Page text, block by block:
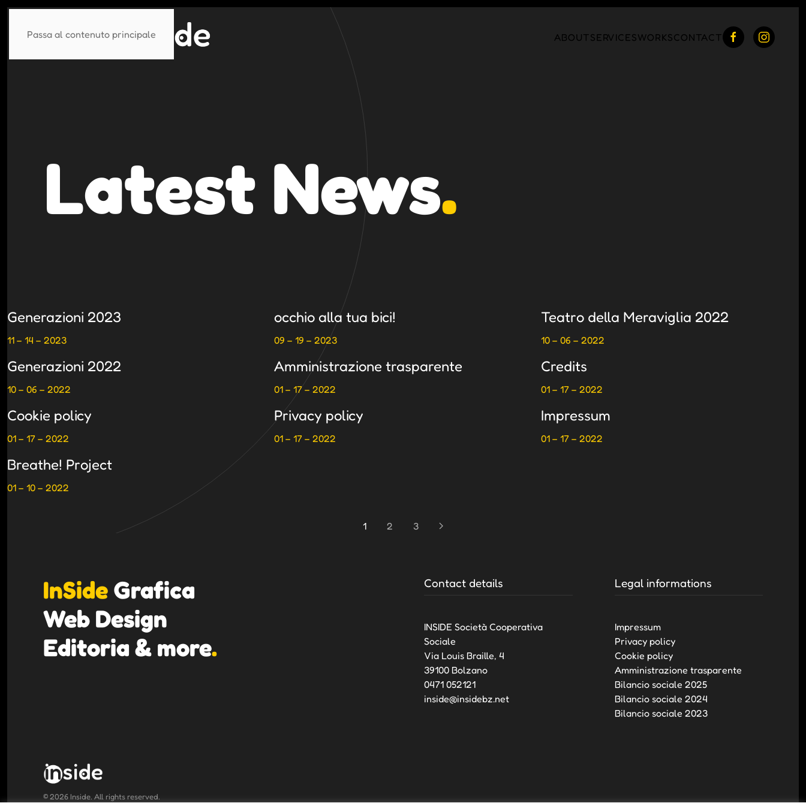
Passa al contenuto principale ABOUTSERVICESWORKSCONTACT
Latest News.
Generazioni 2023
11 – 14 – 2023
occhio alla tua bici!
09 – 19 – 2023
Teatro della Meraviglia 2022
10 – 06 – 2022
Generazioni 2022
10 – 06 – 2022
Amministrazione trasparente
01 – 17 – 2022
Credits
01 – 17 – 2022
Cookie policy
01 – 17 – 2022
Privacy policy
01 – 17 – 2022
Impressum
01 – 17 – 2022
Breathe! Project
01 – 10 – 2022
1 2 3
InSide Grafica
Web Design
Editoria & more.
Contact details
INSIDE Società Cooperativa
Sociale
Via Louis Braille, 4
39100 Bolzano
0471 052121
inside@insidebz.net
Legal informations
Impressum
Privacy policy
Cookie policy
Amministrazione trasparente
Bilancio sociale 2025
Bilancio sociale 2024
Bilancio sociale 2023
©2026Inside. All rights reserved.